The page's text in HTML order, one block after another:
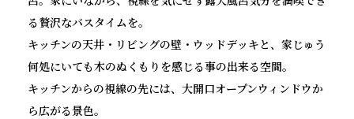
る贅沢なバスタイムを。
キッチンの天井・リビングの壁・ウッドデッキと、家じゅう
何処にいても木のぬくもりを感じる事の出来る空間。
キッチンからの視線の先には、大開口オープンウィンドウか
ら広がる景色。